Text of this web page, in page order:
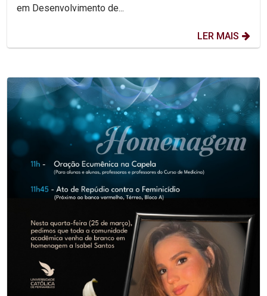
em Desenvolvimento de...
LER MAIS